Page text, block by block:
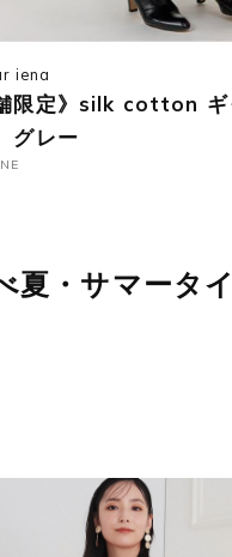
iena
限定》silk cotton ギ
グレー
夏・サマータ